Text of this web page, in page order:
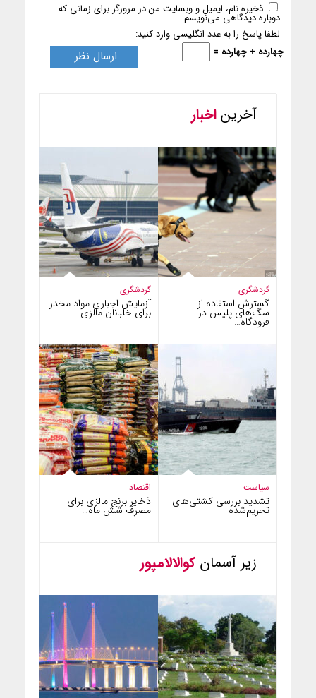
ذخیره نام، ایمیل و وبسایت من در مرورگر برای زمانی که
دوباره دیدگاهی می‌نویسم.
لطفا پاسخ را به عدد انگلیسی وارد کنید:
چهارده + چهارده =
آخریناخبار
گردشگری
آزمایش اجباری مواد مخدر
برای خلبانان مالزی…
گردشگری
گسترش استفاده از
سگ‌های پلیس در
فرودگاه…
اقتصاد
ذخایر برنج مالزی برای
مصرف شش ماه…
سیاست
تشدید بررسی کشتی‌های
تحریم‌شده
زیر آسمان کوالالامپور